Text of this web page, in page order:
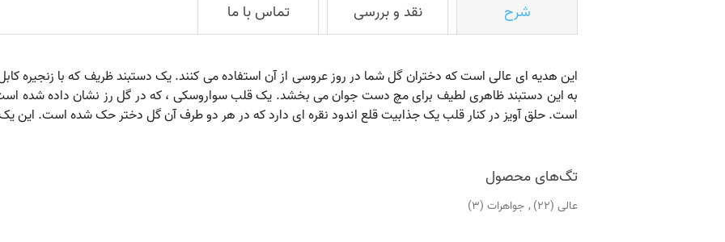
شرح نقد و بررسی تماس با ما
این هدیه ای عالی است که دختران گل شما در روز عروسی از آن استفاده می کنند. یک دستبند ظریف که با زنجیره
به این دستبند ظاهری لطیف برای مچ دست جوان می بخشد. یک قلب سواروسکی ، که در گل رز نشان داده شده است
است. حلق آویز در کنار قلب یک جذابیت قلع اندود نقره ای دارد که در هر دو طرف آن گل دختر حک شده است. این
تگ‌های محصول
عالی (22)
, جواهرات (3)